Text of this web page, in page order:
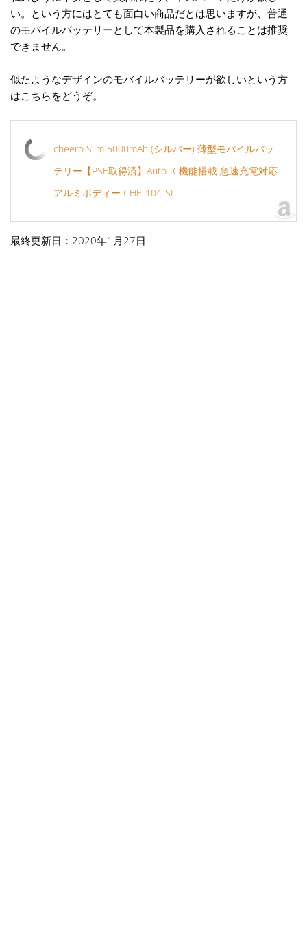
い。という方にはとても面白い商品だとは思いますが、普通
のモバイルバッテリーとして本製品を購入されることは推奨
できません。
似たようなデザインのモバイルバッテリーが欲しいという方
はこちらをどうぞ。
cheero Slim 5000mAh (シルバー) 薄型モバイルバッ
テリー【PSE取得済】Auto-IC機能搭載 急速充電対応
アルミボディー CHE-104-SI
最終更新日：2020年1月27日